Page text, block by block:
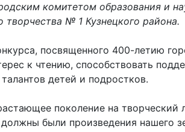
комитетом образования и
творчества № 1 Кузнецкого района.
посвященного 400-летию
к чтению, способствовать
детей и подростков.
поколение на творческий
должны были произведения нашего